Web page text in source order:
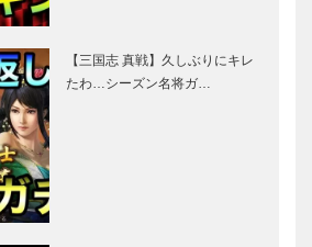
【三国志 真戦】久しぶりにキレ
たわ…シーズン名将ガ…